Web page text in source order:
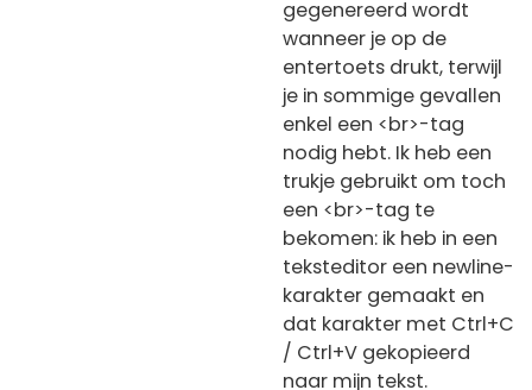
gegenereerd wordt
wanneer je op de
entertoets drukt, terwijl
je in sommige gevallen
enkel een <br>-tag
nodig hebt. Ik heb een
trukje gebruikt om toch
een <br>-tag te
bekomen: ik heb in een
teksteditor een newline-
karakter gemaakt en
dat karakter met Ctrl+C
/ Ctrl+V gekopieerd
naar mijn tekst.